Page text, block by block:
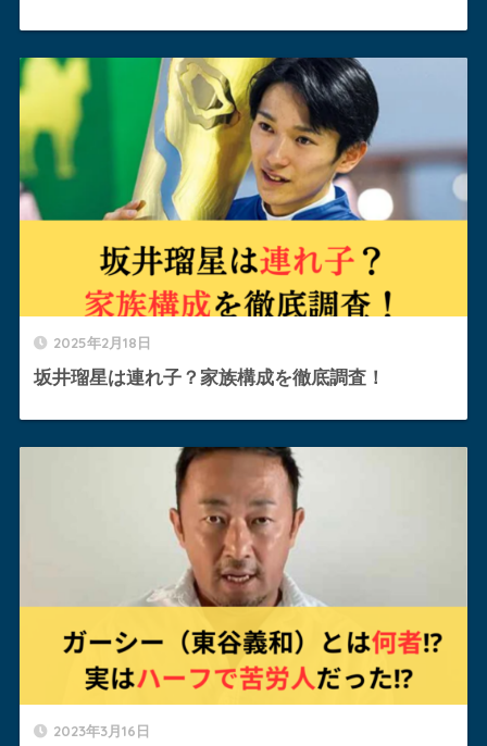
2025年2月18日
坂井瑠星は連れ子？家族構成を徹底調査！
2023年3月16日